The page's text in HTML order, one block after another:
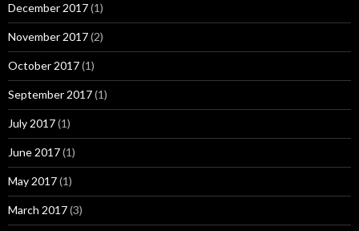
December 2017(1)
November 2017(2)
October 2017(1)
September 2017(1)
July 2017(1)
June 2017(1)
May 2017(1)
March 2017(3)